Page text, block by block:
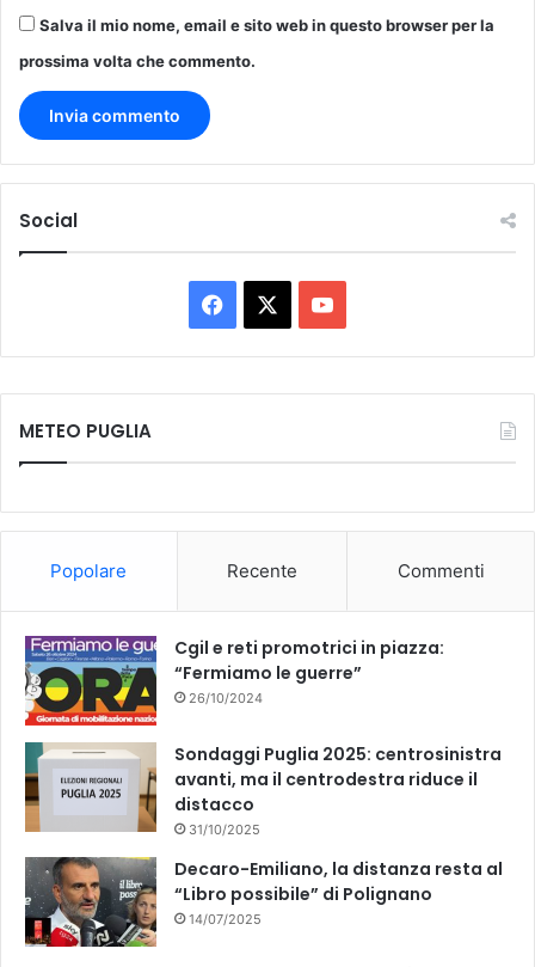
Salva il mio nome, email e sito web in questo browser per la
prossima volta che commento.
Social
Facebook You
Tube
METEO PUGLIA
Popolare Recente Commenti
Cgil e reti promotrici in piazza:
“Fermiamo le guerre”
26/10/2024
Sondaggi Puglia 2025: centrosinistra
avanti, ma il centrodestra riduce il
distacco
31/10/2025
Decaro-Emiliano, la distanza resta al
“Libro possibile” di Polignano
14/07/2025